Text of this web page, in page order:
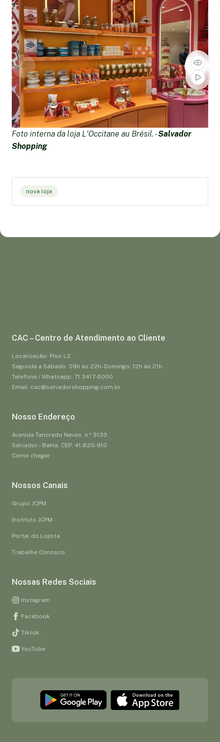
Foto interna da loja L'Occitane au Brésil. -Salvador
Shopping
nova loja
CAC – Centro de Atendimento ao Cliente
Localização: Piso L2
Segunda a Sábado: 09h às 22h - Domingo: 12h às 21h
Telefone / Whatsapp: 71 3417-6000
Email: cac@salvadorshopping.com.br
Nosso Endereço
Avenida Tancredo Neves, n.º 3133
Salvador – Bahia, CEP: 41.820-910
Como chegar
Nossos Canais
Grupo JCPM
Instituto JCPM
Portal do Lojista
Trabalhe Conosco
Nossas Redes Sociais
Instagram
Facebook
Tiktok
YouTube